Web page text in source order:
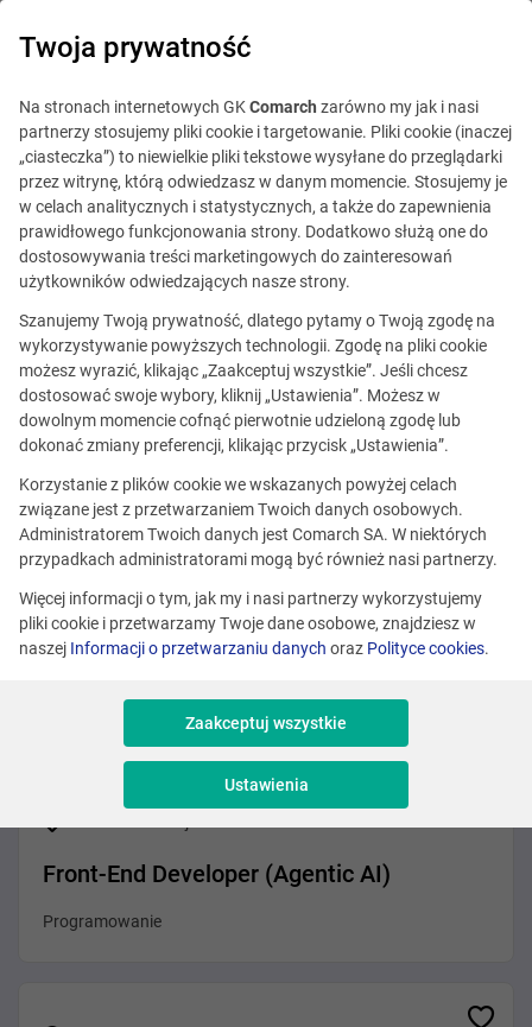
Ta oferta jest już
nieaktualna.
Zobacz podobne oferty
Różne lokalizacje
.NET Developer (Agentic AI)
Programowanie
Front-End Developer (Agentic AI)
Programowanie
Twoja prywatność
Na stronach internetowych GKComarch zarówno my jak i nasi
partnerzy stosujemy pliki cookie i targetowanie. Pliki cookie (inaczej
„ciasteczka”) to niewielkie pliki tekstowe wysyłane do przeglądarki
przez witrynę, którą odwiedzasz w danym momencie. Stosujemy je
w celach analitycznych i statystycznych, a także do zapewnienia
prawidłowego funkcjonowania strony. Dodatkowo służą one do
dostosowywania treści marketingowych do zainteresowań
użytkowników odwiedzających nasze strony.
Szanujemy Twoją prywatność, dlatego pytamy o Twoją zgodę na
wykorzystywanie powyższych technologii. Zgodę na pliki cookie
możesz wyrazić, klikając „Zaakceptuj wszystkie”. Jeśli chcesz
dostosować swoje wybory, kliknij „Ustawienia”. Możesz w
dowolnym momencie cofnąć pierwotnie udzieloną zgodę lub
dokonać zmiany preferencji, klikając przycisk „Ustawienia”.
Korzystanie z plików cookie we wskazanych powyżej celach
związane jest z przetwarzaniem Twoich danych osobowych.
Administratorem Twoich danych jest Comarch SA. W niektórych
przypadkach administratorami mogą być również nasi partnerzy.
Więcej informacji o tym, jak my i nasi partnerzy wykorzystujemy
pliki cookie i przetwarzamy Twoje dane osobowe, znajdziesz w
naszej Informacji o przetwarzaniu danych oraz Polityce cookies.
Zaakceptuj wszystkie
Ustawienia